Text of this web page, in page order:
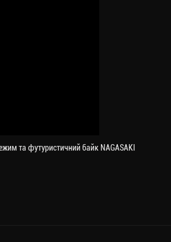
та футуристичний байк NAGASAKI